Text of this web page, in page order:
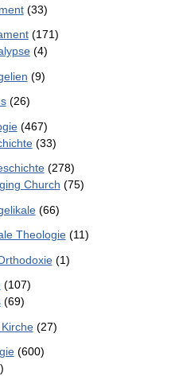
(33)
(171)
(4)
(9)
(26)
(467)
(33)
(278)
Church (75)
(66)
Theologie(11)
(1)
(107)
(69)
(27)
(600)